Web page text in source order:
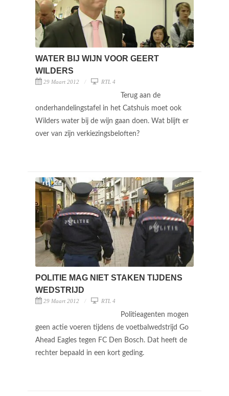
WATER BIJ WIJN VOOR GEERT
WILDERS
29 Maart 2012 RTL 4
Terug aan de
onderhandelingstafel in het Catshuis moet ook
Wilders water bij de wijn gaan doen. Wat blijft er
over van zijn verkiezingsbeloften?
POLITIE MAG NIET STAKEN TIJDENS
WEDSTRIJD
29 Maart 2012 RTL 4
Politieagenten mogen
geen actie voeren tijdens de voetbalwedstrijd Go
Ahead Eagles tegen FC Den Bosch. Dat heeft de
rechter bepaald in een kort geding.